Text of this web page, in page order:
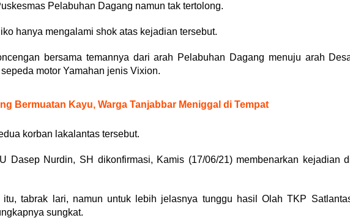
Pelabuhan Dagang namun tak tertolong.
hanya mengalami shok atas kejadian tersebut.
bersama temannya dari arah Pelabuhan Dagang menuju arah
motor Yamahan jenis Vixion.
Bermuatan Kayu, Warga Tanjabbar Meniggal di Tempat
korban lakalantas tersebut.
Dasep Nurdin, SH dikonfirmasi, Kamis (17/06/21) membenarkan kejadian
itu, tabrak lari, namun untuk lebih jelasnya tunggu hasil Olah TKP
sungkat.